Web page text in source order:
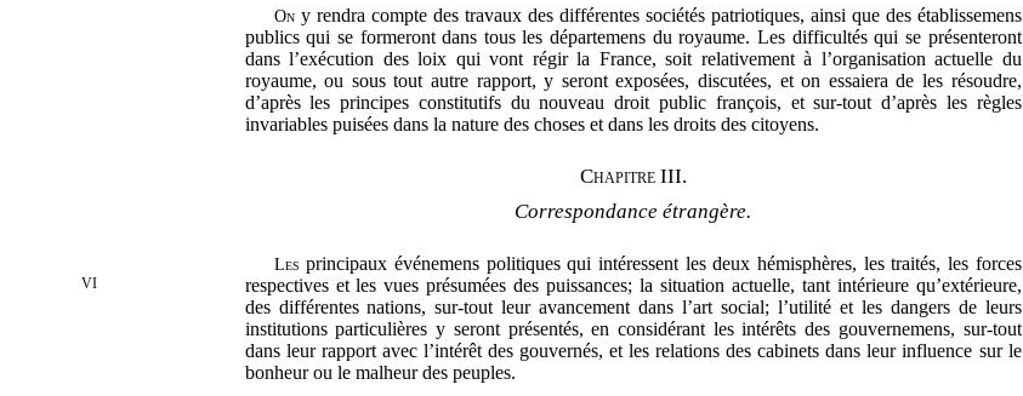
Ony rendra compte des travaux des différentes sociétés patriotiques, ainsi que des établissemens
publics qui se formeront dans tous les départemens du royaume. Les difficultés qui se présenteront
dans l’exécution des loix qui vont régir la France, soit relativement à l’organisation actuelle du
royaume, ou sous tout autre rapport, y seront exposées, discutées, et on essaiera de les résoudre,
d’après les principes constitutifs du nouveau droit public françois, et sur-tout d’après les règles
invariables puisées dans la nature des choses et dans les droits des citoyens.
Chapitre III.
Correspondance étrangère.
Les principaux événemens politiques qui intéressent les deux hémisphères, les traités, les forces
respectives et les vues présumées des
VI
puissances; la situation actuelle, tant intérieure qu’extérieure,
des différentes nations, sur-tout leur avancement dans l’art social; l’utilité et les dangers de leurs
institutions particulières y seront présentés, en considérant les intérêts des gouvernemens, sur-tout
dans leur rapport avec l’intérêt des gouvernés, et les relations des cabinets dans leur influence sur le
bonheur ou le malheur des peuples.